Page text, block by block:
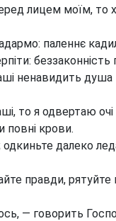
лицем моїм, то
паленнє
беззаконність
ненавидить
то я одвертаю
повні крови.
далеко
правди,
— говорить